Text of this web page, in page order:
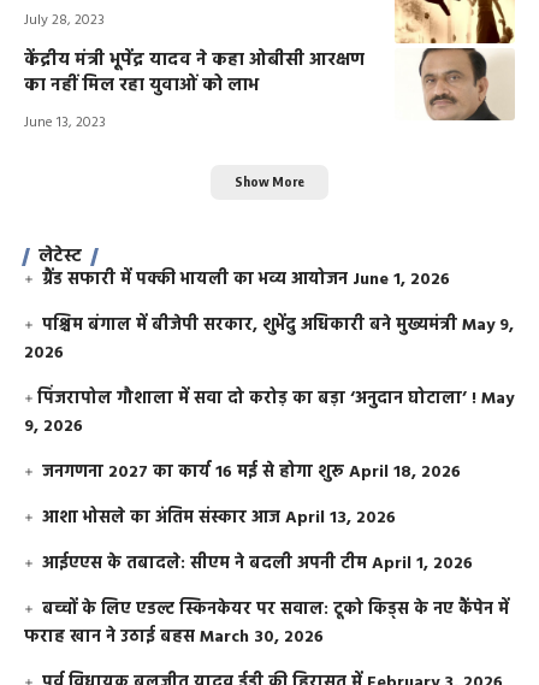
July 28, 2023
केंद्रीय मंत्री भूपेंद्र यादव ने कहा ओबीसी आरक्षण
का नहीं मिल रहा युवाओं को लाभ
June 13, 2023
Show More
लेटेस्ट
ग्रैंड सफारी में पक्की भायली का भव्य आयोजन June 1, 2026
पश्चिम बंगाल में बीजेपी सरकार, शुभेंदु अधिकारी बने मुख्यमंत्रीMay 9,
2026
​पिंजरापोल गौशाला में सवा दो करोड़ का बड़ा ‘अनुदान घोटाला’ !May
9, 2026
जनगणना 2027 का कार्य 16 मई से होगा शुरूApril 18, 2026
आशा भोसले का अंतिम संस्कार आजApril 13, 2026
आईएएस के तबादले: सीएम ने बदली अपनी टीमApril 1, 2026
बच्चों के लिए एडल्ट स्किनकेयर पर सवाल: टूको किड्स के नए कैंपेन में
फराह खान ने उठाई बहसMarch 30, 2026